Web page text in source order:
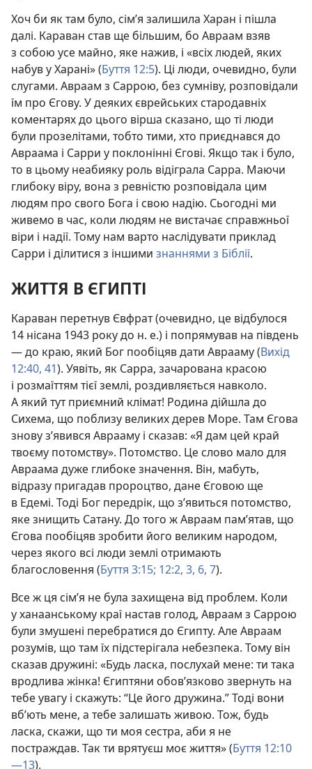
Хоч би як там було, сім’я залишила Харан і пішла
далі. Караван став ще більшим, бо Авраам взяв
з собою усе майно, яке нажив, і «всіх людей, яких
набув у Харані» (Буття 12:5). Ці люди, очевидно, були
слугами. Авраам з Саррою, без сумніву, розповідали
їм про Єгову. У деяких єврейських стародавніх
коментарях до цього вірша сказано, що ті люди
були прозелітами, тобто тими, хто приєднався до
Авраама і Сарри у поклонінні Єгові. Якщо так і було,
то в цьому неабияку роль відіграла Сарра. Маючи
глибоку віру, вона з ревністю розповідала цим
людям про свого Бога і свою надію. Сьогодні ми
живемо в час, коли людям не вистачає справжньої
віри і надії. Тому нам варто наслідувати приклад
Сарри і ділитися з іншими знаннями з Біблії.
ЖИТТЯ В ЄГИПТІ
Караван перетнув Євфрат (очевидно, це відбулося
14 нісана 1943 року до н. е.) і попрямував на південь
— до краю, який Бог пообіцяв дати Аврааму (Вихід
12:40, 41). Уявіть, як Сарра, зачарована красою
і розмаїттям тієї землі, роздивляється навколо.
А який тут приємний клімат! Родина дійшла до
Сихема, що поблизу великих дерев Море. Там Єгова
знову з’явився Аврааму і сказав: «Я дам цей край
твоєму потомству». Потомство. Це слово мало для
Авраама дуже глибоке значення. Він, мабуть,
відразу пригадав пророцтво, дане Єговою ще
в Едемі. Тоді Бог передрік, що з’явиться потомство,
яке знищить Сатану. До того ж Авраам пам’ятав, що
Єгова пообіцяв зробити його великим народом,
через якого всі люди землі отримають
благословення (Буття 3:15; 12:2, 3, 6, 7).
Все ж ця сім’я не була захищена від проблем. Коли
у ханаанському краї настав голод, Авраам з Саррою
були змушені перебратися до Єгипту. Але Авраам
розумів, що там їх підстерігала небезпека. Тому він
сказав дружині: «Будь ласка, послухай мене: ти така
вродлива жінка! Єгиптяни обов’язково звернуть на
тебе увагу і скажуть: “Це його дружина.” Тоді вони
вб’ють мене, а тебе залишать живою. Тож, будь
ласка, скажи, що ти моя сестра, аби я не
постраждав. Так ти врятуєш моє життя» (Буття 12:10
—13).